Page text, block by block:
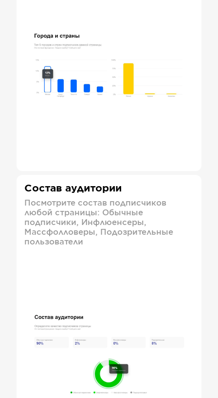
Состав аудитории
Посмотрите состав подписчиков
любой страницы: Обычные
подписчики, Инфлюенсеры,
Массфолловеры, Подозрительные
пользователи